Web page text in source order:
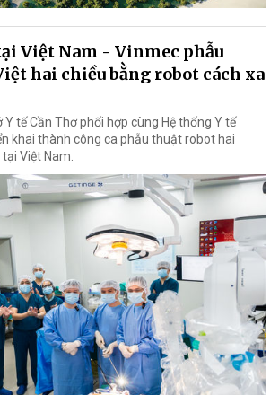
Việt Nam - Vinmec phẫu
hai chiều bằng robot cách xa
Y tế Cần Thơ phối hợp cùng Hệ thống Y tế
khai thành công ca phẫu thuật robot hai
Việt Nam.